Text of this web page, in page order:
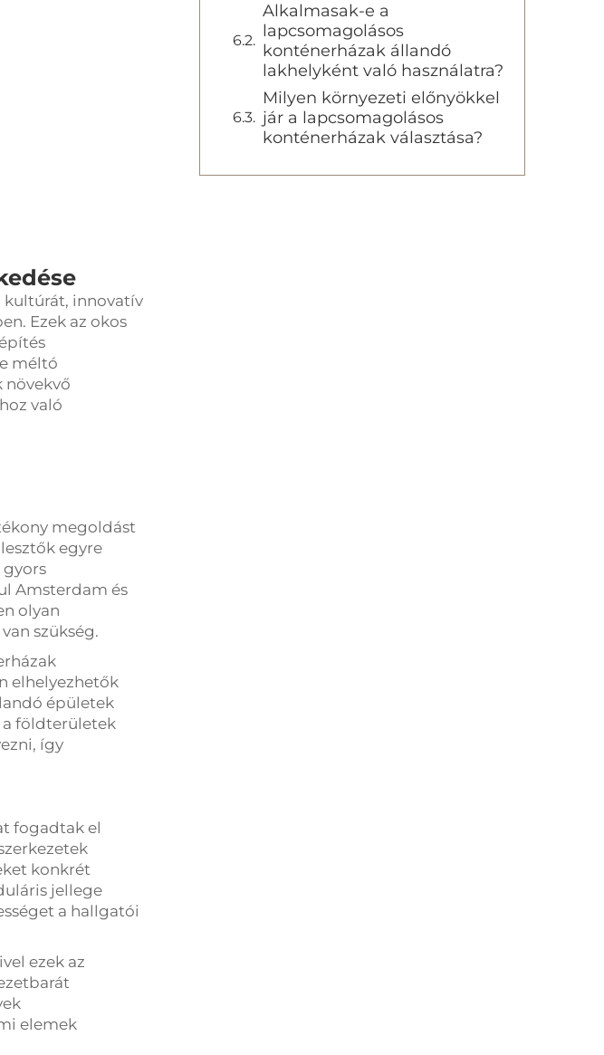
innovatív
Ezek az okos
méltó
növekvő
való
megoldást
egyre
gyors
Amsterdam és
olyan
szükség.
elhelyezhetők
épületek
a földterületek
így
fogadtak el
konkrét
jellege
a hallgatói
ezek az
elemek
Alkalmasak-e a
lapcsomagolásos
konténerházak állandó
lakhelyként való használatra?
Milyen környezeti előnyökkel
jár a lapcsomagolásos
konténerházak választása?